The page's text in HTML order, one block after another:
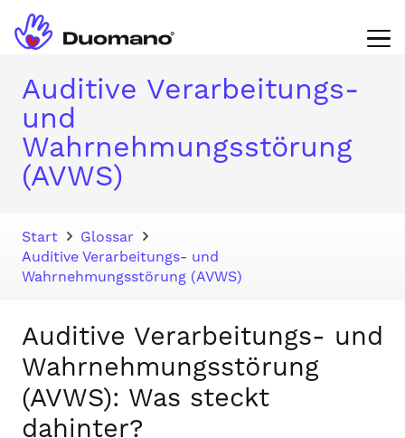
Auditive Verarbeitungs-
und
Wahrnehmungsstörung
(AVWS)
Start
Glossar
Auditive Verarbeitungs- und
Wahrnehmungsstörung (AVWS)
Auditive Verarbeitungs- und
Wahrnehmungsstörung
(AVWS): Was steckt
dahinter?